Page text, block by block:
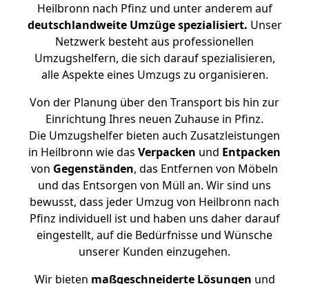
Heilbronn nach Pfinz und unter anderem auf
deutschlandweite Umzüge spezialisiert. Unser
Netzwerk besteht aus professionellen
Umzugshelfern, die sich darauf spezialisieren,
alle Aspekte eines Umzugs zu organisieren.
Von der Planung über den Transport bis hin zur
Einrichtung Ihres neuen Zuhause in Pfinz.
Die Umzugshelfer bieten auch Zusatzleistungen
in Heilbronn wie das Verpacken und Entpacken
von Gegenständen, das Entfernen von Möbeln
und das Entsorgen von Müll an. Wir sind uns
bewusst, dass jeder Umzug von Heilbronn nach
Pfinz individuell ist und haben uns daher darauf
eingestellt, auf die Bedürfnisse und Wünsche
unserer Kunden einzugehen.
Wir bieten maßgeschneiderte Lösungen und